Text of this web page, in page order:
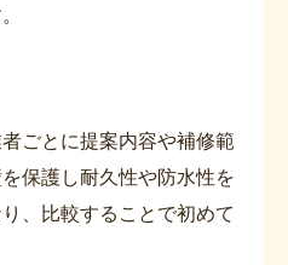
ごとに提案内容や補修範
保護し耐久性や防水性を
、比較することで初めて